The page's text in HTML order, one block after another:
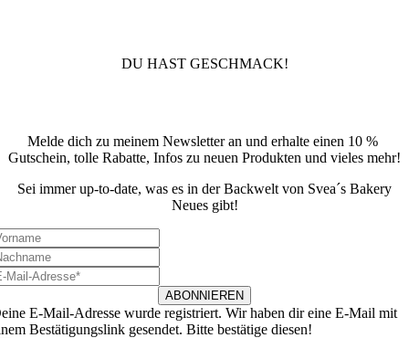
DU HAST GESCHMACK!
Melde dich zu meinem Newsletter an und erhalte einen 10 %
Gutschein, tolle Rabatte, Infos zu neuen Produkten und vieles mehr!
Sei immer up-to-date, was es in der Backwelt von Svea´s Bakery
Neues gibt!
ABONNIEREN
E-Mail-Adresse wurde registriert. Wir haben dir eine E-Mail mit
Bestätigungslink gesendet. Bitte bestätige diesen!